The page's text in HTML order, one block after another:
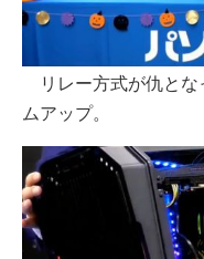
リレー方式が仇とな
ムアップ。